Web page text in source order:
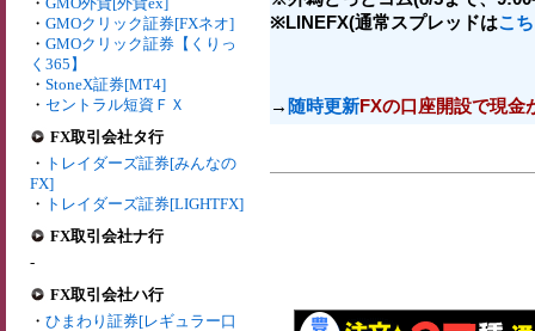
・ GMOクリック証券[FXネオ]
・ GMOクリック証券【くりっ
く365】
・ StoneX証券[MT4]
・ セントラル短資ＦＸ
FX取引会社タ行
・ トレイダーズ証券[みんなの
FX]
・ トレイダーズ証券[LIGHTFX]
FX取引会社ナ行
-
FX取引会社ハ行
・ ひまわり証券[レギュラー口
※LINEFX(通常スプレッドはこ
→ 随時更新FXの口座開設で現金